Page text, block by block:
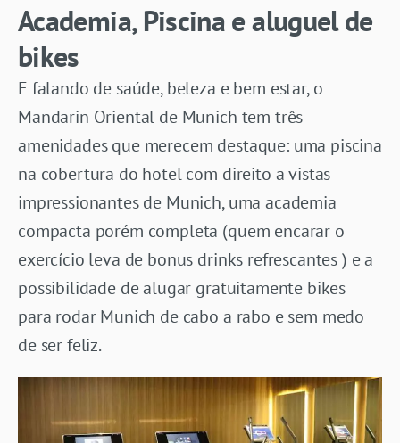
Academia, Piscina e aluguel de
bikes
E falando de saúde, beleza e bem estar, o
Mandarin Oriental de Munich tem três
amenidades que merecem destaque: uma piscina
na cobertura do hotel com direito a vistas
impressionantes de Munich, uma academia
compacta porém completa (quem encarar o
exercício leva de bonus drinks refrescantes ) e a
possibilidade de alugar gratuitamente bikes
para rodar Munich de cabo a rabo e sem medo
de ser feliz.